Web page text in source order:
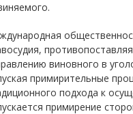
виновного в
примирительные
подхода к
примирение